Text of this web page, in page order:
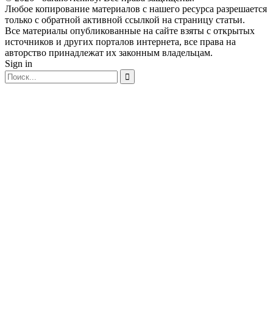
Любое копирование материалов с нашего ресурса разрешается
только с обратной активной ссылкой на страницу статьи.
Все материалы опубликованные на сайте взяты с открытых
источников и других порталов интернета, все права на
авторство принадлежат их законным владельцам.
Sign in